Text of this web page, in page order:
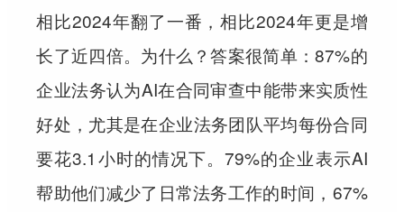
相比2024年翻了一番，相比2024年更是增
长了近四倍。为什么？答案很简单：87%的
企业法务认为AI在合同审查中能带来实质性
好处 ，尤其是在企业法务团队平均每份合同
要花3.1小时的情况下。79%的企业表示AI
帮助他们减少了日常法务工作的时间， 67%